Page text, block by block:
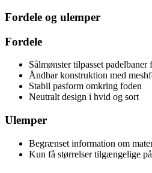
Fordele og ulemper
Fordele
Sålmønster tilpasset padelbaner
Åndbar konstruktion med
Stabil pasform omkring foden
Neutralt design i hvid og sort
Ulemper
Begrænset information om
Kun få størrelser tilgængelige